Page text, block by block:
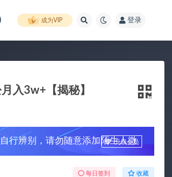
2K) 成为VIP 登录
入3w+【揭秘】
行辨别，请勿随意添加陌生人微
升级会员
每日签到 收藏